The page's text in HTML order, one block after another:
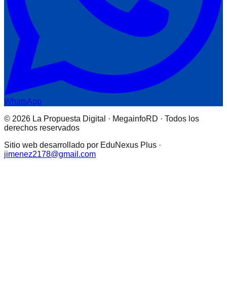
WhatsApp
© 2026 La Propuesta Digital · MegainfoRD · Todos los
derechos reservados
Sitio web desarrollado por EduNexus Plus ·
jimenez2178@gmail.com